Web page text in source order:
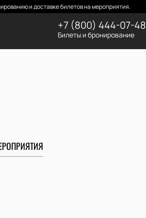
и доставке билетов на мероприятия.
+7 (800) 444-07-48
Билеты и бронирование